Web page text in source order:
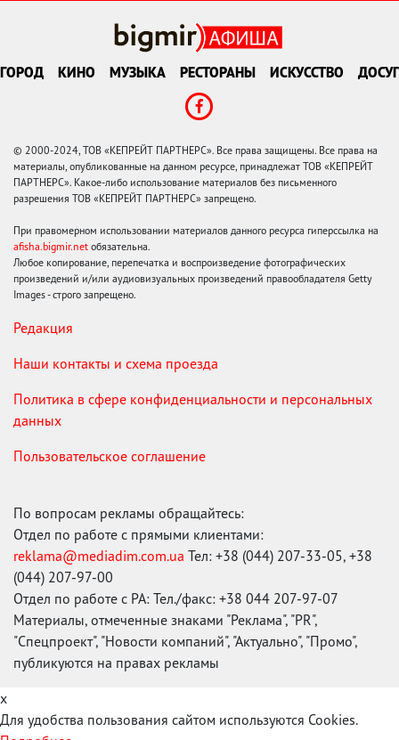
ГОРОД КИНО МУЗЫКА РЕСТОРАНЫ ИСКУССТВО ДОСУГ
© 2000-2024, ТОВ «КЕПРЕЙТ ПАРТНЕРС». Все права защищены. Все права на
материалы, опубликованные на данном ресурсе, принадлежат ТОВ «КЕПРЕЙТ
ПАРТНЕРС». Какое-либо использование материалов без письменного
разрешения ТОВ «КЕПРЕЙТ ПАРТНЕРС» запрещено.
При правомерном использовании материалов данного ресурса гиперссылка на
afisha.bigmir.net обязательна.
Любое копирование, перепечатка и воспроизведение фотографических
произведений и/или аудиовизуальных произведений правообладателя Getty
Images - строго запрещено.
Редакция
Наши контакты и схема проезда
Политика в сфере конфиденциальности и персональных
данных
Пользовательское соглашение
По вопросам рекламы обращайтесь:
Отдел по работе с прямыми клиентами:
reklama@mediadim.com.ua Тел: +38 (044) 207-33-05, +38
(044) 207-97-00
Отдел по работе с РА: Тел./факс: +38 044 207-97-07
Материалы, отмеченные знаками "Реклама", "PR",
"Спецпроект", "Новости компаний", "Актуально", "Промо",
публикуются на правах рекламы
x
Для удобства пользования сайтом используются Cookies.